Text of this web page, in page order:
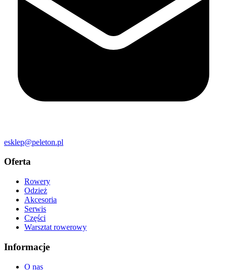
esklep@peleton.pl
Oferta
Rowery
Odzież
Akcesoria
Serwis
Części
Warsztat rowerowy
Informacje
O nas